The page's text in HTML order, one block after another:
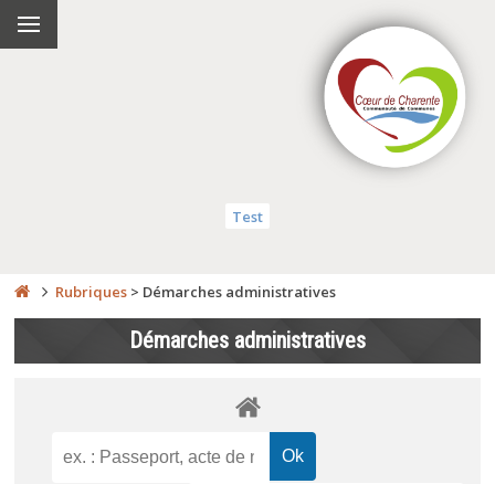
Test
Rubriques > Démarches administratives
Démarches administratives